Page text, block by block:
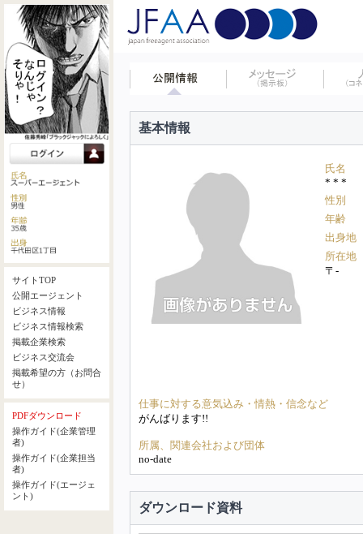
サイトTOP
公開エージェント
ビジネス情報
ビジネス情報検索
掲載企業検索
ビジネス交流会
掲載希望の方（お問合
せ）
PDFダウンロード
操作ガイド(企業管理
者)
操作ガイド(企業担当
者)
操作ガイド(エージェ
ント)
基本情報
氏名
* * *
性別
年齢
出身地
所在地
〒-
仕事に対する意気込み・情熱・信念など
がんばります!!
所属、関連会社および団体
no-date
ダウンロード資料